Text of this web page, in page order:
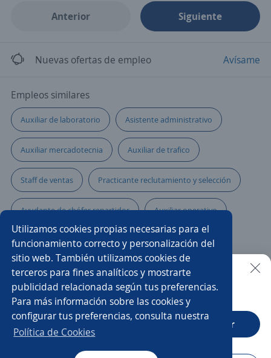
Utilizamos cookies propias necesarias para el
funcionamiento correcto y personalización del
sitio web. También utilizamos cookies de
terceros para fines analíticos y mostrarte
publicidad relacionada según tus preferencias.
Para más información sobre las cookies y
configurar tus preferencias, consulta nuestra
Política de Cookies
Anterior Siguiente
Nuevas ofertas de empleo Avísame
Empleos similares
Auxiliar de laboratorio Asistente administrativo
Auxiliar mercadotecnia Auxiliar de trafico
Staff de ventas Practicante reclutamiento y selección
Ayudante de chófer repartidor Auxiliar operativo
Auxiliar cuentas por pagar Ayudante de limpieza
Personal de intendencia Auxiliar de farmacia
Ayudante de cafetería
Analista de reclutamiento y selección
Buscar es más fácil en la app
CT App Abrir